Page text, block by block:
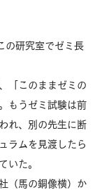
の研究室でゼミ長
「このままゼミの
もうゼミ試験は前
れ、別の先生に断
ラムを見渡したら
いた。
（馬の銅像横）か